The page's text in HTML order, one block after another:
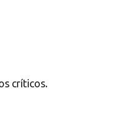
críticos.